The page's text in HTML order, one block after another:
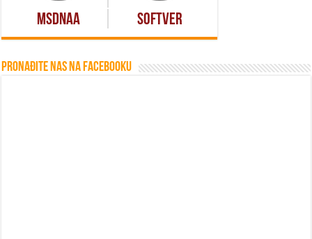
MSDNAA Softver
Pronađite nas na Facebooku